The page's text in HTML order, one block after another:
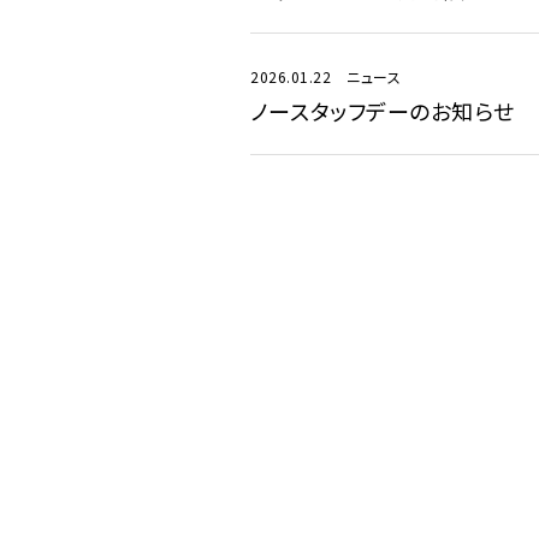
2026.01.22 ニュース
ノースタッフデーのお知らせ